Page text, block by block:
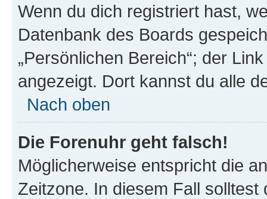
Wenn du dich registriert hast,
Datenbank des Boards
„Persönlichen Bereich“; der
angezeigt. Dort kannst du alle
Nach oben
Die Forenuhr geht falsch!
Möglicherweise entspricht die
Zeitzone. In diesem Fall solltest